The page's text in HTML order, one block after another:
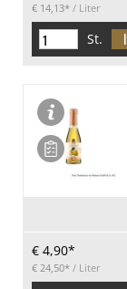
€ 14,13* / Liter
St.
€ 4,90*
€ 24,50* / Liter